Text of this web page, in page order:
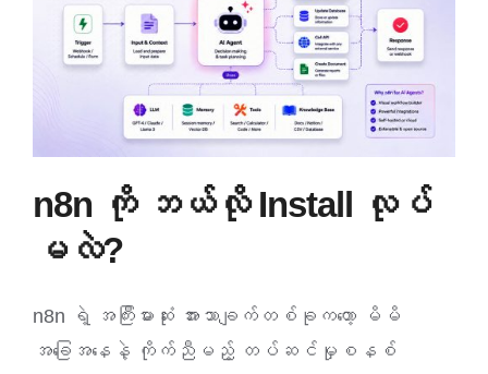
n8n ကို ဘယ်လို Install လုပ်
မလဲ?
n8n ရဲ့ အကြီးမားဆုံး အားသာချက်တစ်ခုကတော့ မိမိ
အခြေအနေနဲ့ ကိုက်ညီမည့် တပ်ဆင်မှုစနစ်